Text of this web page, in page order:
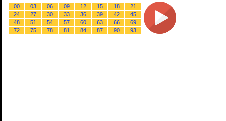
00 03 06 09 12 15 18
21
24
27 30 33 36 39 42
45
48
51 54 57 60 63 66
69
72
75 78 81 84 87 90 93